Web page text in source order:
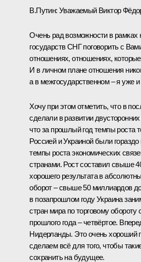
В.Путин: Уважаемый Виктор
Очень рад возможности в рамках
государств СНГ поговорить с
отношениях, отношениях,
И в личном плане отношения
а в межгосударственном – я уже и
Хочу при этом отметить, что в
сделали в развитии
что за прошлый год темпы роста
Россией и Украиной были
темпы роста экономических
странами. Рост составил свыше
хорошего результата в
оборот – свыше 50 миллиардов
в позапрошлом году Украина
стран мира по торговому обороту
прошлого года – четвёртое.
Нидерланды. Это очень хороший
сделаем всё для того, чтобы
сохранить на будущее.